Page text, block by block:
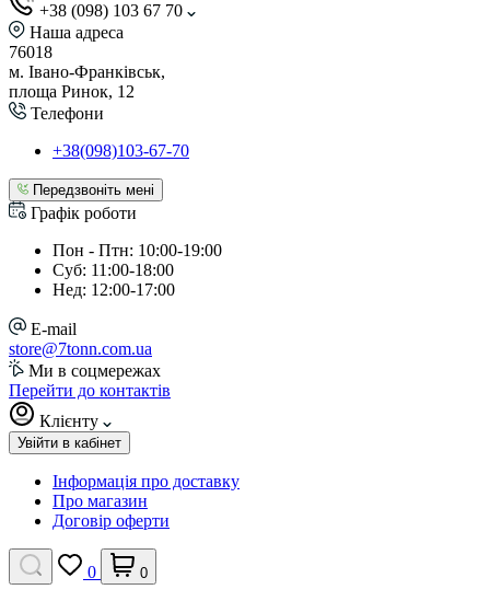
+38 (098) 103 67 70
Наша адреса
76018
м. Івано-Франківськ,
площа Ринок, 12
Телефони
+38(098)103-67-70
Передзвоніть мені
Графік роботи
Пон - Птн: 10:00-19:00
Суб: 11:00-18:00
Нед: 12:00-17:00
E-mail
store@7tonn.com.ua
Ми в соцмережах
Перейти до контактів
Клієнту
Увійти в кабінет
Інформація про доставку
Про магазин
Договір оферти
0 0